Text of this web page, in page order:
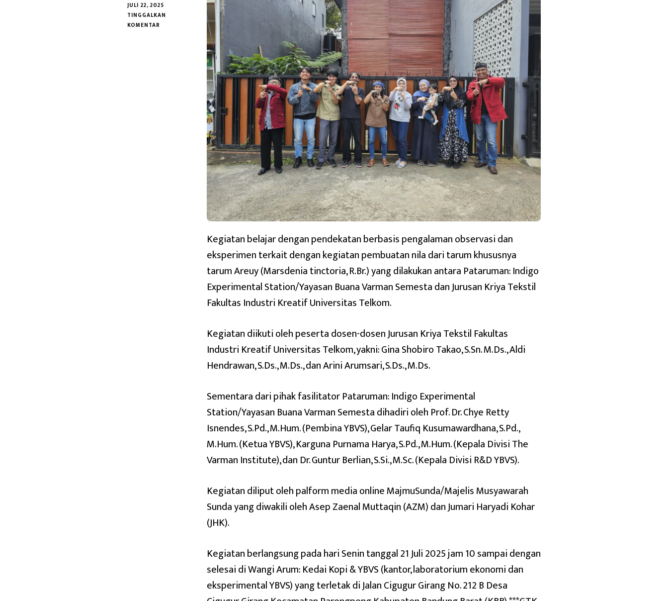
JULI 22, 2025
TINGGALKAN
KOMENTAR
Kegiatan belajar dengan pendekatan berbasis pengalaman observasi dan
eksperimen terkait dengan kegiatan pembuatan nila dari tarum khususnya
tarum Areuy (Marsdenia tinctoria, R.Br.) yang dilakukan antara Pataruman: Indigo
Experimental Station/Yayasan Buana Varman Semesta dan Jurusan Kriya Tekstil
Fakultas Industri Kreatif Universitas Telkom.
Kegiatan diikuti oleh peserta dosen-dosen Jurusan Kriya Tekstil Fakultas
Industri Kreatif Universitas Telkom, yakni: Gina Shobiro Takao, S.Sn. M.Ds., Aldi
Hendrawan, S.Ds., M.Ds., dan Arini Arumsari, S.Ds., M.Ds.
Sementara dari pihak fasilitator Pataruman: Indigo Experimental
Station/Yayasan Buana Varman Semesta dihadiri oleh Prof. Dr. Chye Retty
Isnendes, S.Pd., M.Hum. (Pembina YBVS), Gelar Taufiq Kusumawardhana, S.Pd.,
M.Hum. (Ketua YBVS), Karguna Purnama Harya, S.Pd., M.Hum. (Kepala Divisi The
Varman Institute), dan Dr. Guntur Berlian, S.Si., M.Sc. (Kepala Divisi R&D YBVS).
Kegiatan diliput oleh palform media online MajmuSunda/Majelis Musyawarah
Sunda yang diwakili oleh Asep Zaenal Muttaqin (AZM) dan Jumari Haryadi Kohar
(JHK).
Kegiatan berlangsung pada hari Senin tanggal 21 Juli 2025 jam 10 sampai dengan
selesai di Wangi Arum: Kedai Kopi & YBVS (kantor, laboratorium ekonomi dan
eksperimental YBVS) yang terletak di Jalan Cigugur Girang No. 212 B Desa